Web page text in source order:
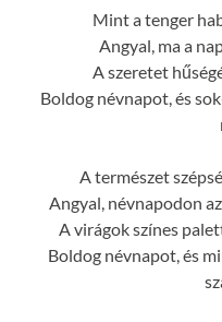
Mint a tenger
Angyal, ma a
A szeretet
Boldog névnapot, és
A természet
Angyal, névnapodon
A virágok színes
Boldog névnapot, és